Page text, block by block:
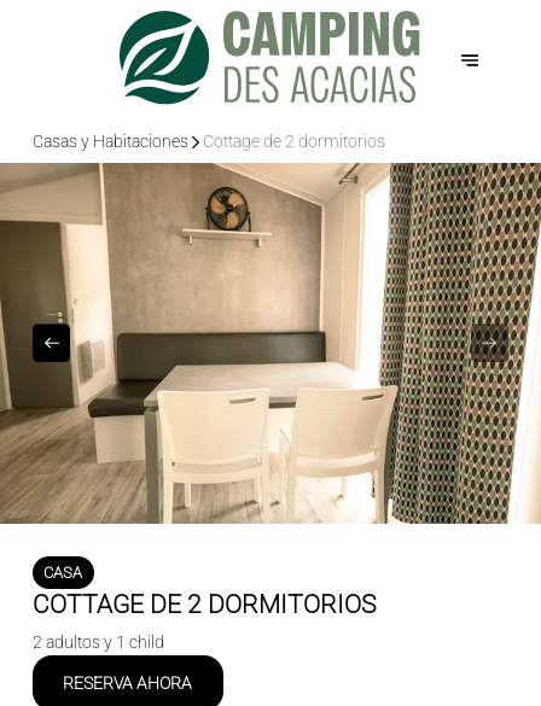
Casas y Habitaciones Cottage de 2 dormitorios
CASA
COTTAGE DE 2 DORMITORIOS
2 adultos y 1 child
RESERVA AHORA